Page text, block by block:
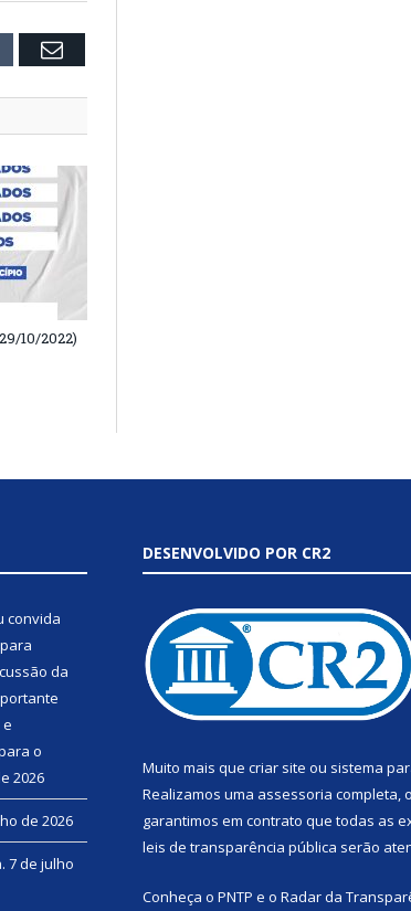
Email
10/2022)
convida
da
o
2026
de 2026
7 de julho
DESENVOLVIDO POR CR2
Muito mais que criar site ou sistema
Realizamos uma assessoria completa,
garantimos em contrato que todas as
leis de transparência pública serão
Conheça o PNTP e o Radar da